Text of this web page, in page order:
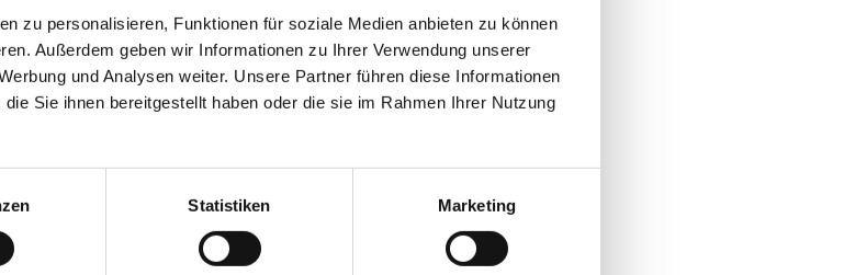
zu personalisieren, Funktionen für soziale Medien anbieten zu können
Außerdem geben wir Informationen zu Ihrer Verwendung unserer
und Analysen weiter. Unsere Partner führen diese Informationen
Sie ihnen bereitgestellt haben oder die sie im Rahmen Ihrer Nutzung
Statistiken Marketing